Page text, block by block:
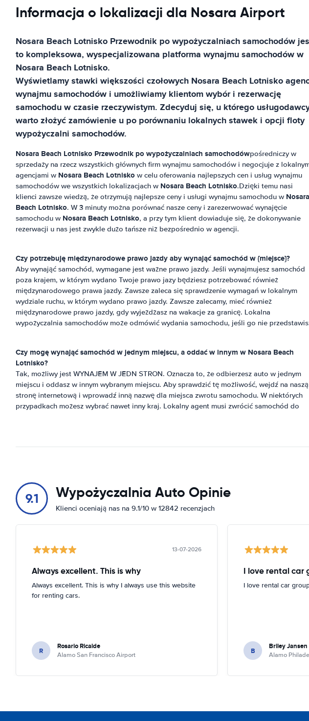
Informacja o lokalizacji dla Nosara Airport
Nosara Beach Lotnisko Przewodnik po wypożyczalniach samochodów
to kompleksowa, wyspecjalizowana platforma wynajmu samochodów w
Nosara Beach Lotnisko.
Wyświetlamy stawki większości czołowych Nosara Beach Lotnisko
wynajmu samochodów i umożliwiamy klientom wybór i rezerwację
samochodu w czasie rzeczywistym. Zdecyduj się, u którego
warto złożyć zamówienie u po porównaniu lokalnych stawek i opcji floty
wypożyczalni samochodów.
Nosara Beach Lotnisko Przewodnik po wypożyczalniach samochodówpośredniczy w
sprzedaży na rzecz wszystkich głównych firm wynajmu samochodów i negocjuje z
agencjami w Nosara Beach Lotnisko w celu oferowania najlepszych cen i usług wynajmu
samochodów we wszystkich lokalizacjach w Nosara Beach Lotnisko.Dzięki temu nasi
klienci zawsze wiedzą, że otrzymują najlepsze ceny i usługi wynajmu samochodu w Nosara
Beach Lotnisko. W 3 minuty można porównać nasze ceny i zarezerwować wynajęcie
samochodu w Nosara Beach Lotnisko, a przy tym klient dowiaduje się, że dokonywanie
rezerwacji u nas jest zwykle dużo tańsze niż bezpośrednio w agencji.
Czy potrzebuję międzynarodowe prawo jazdy aby wynająć samochód w {miejsce}?
Aby wynająć samochód, wymagane jest ważne prawo jazdy. Jeśli wynajmujesz samochód
poza krajem, w którym wydano Twoje prawo jazy będziesz potrzebować również
międzynarodowego prawa jazdy. Zawsze zaleca się sprawdzenie wymagań w lokalnym
wydziale ruchu, w którym wydano prawo jazdy. Zawsze zalecamy, mieć również
międzynarodowe prawo jazdy, gdy wyjeżdżasz na wakacje za granicę. Lokalna
wypożyczalnia samochodów może odmówić wydania samochodu, jeśli go nie
Czy mogę wynająć samochód w jednym miejscu, a oddać w innym w Nosara Beach
Lotnisko?
Tak, możliwy jest WYNAJEM W JEDN STRON. Oznacza to, że odbierzesz auto w jednym
miejscu i oddasz w innym wybranym miejscu. Aby sprawdzić tę możliwość, wejdź na naszą
stronę internetową i wprowadź inną nazwę dla miejsca zwrotu samochodu. W niektórych
przypadkach możesz wybrać nawet inny kraj. Lokalny agent musi zwrócić samochód do
9.1 Wypożyczalnia Auto Opinie
Klienci oceniają nas na 9.1/10 w 12842 recenzjach
13-07-2026
Always excellent. This is why
Always excellent. This is why I always use this website
for renting cars.
R Rosario Ricalde
Alamo San Francisco Airport
I love rental car
I love rental car
B Briley Jansen
Alamo